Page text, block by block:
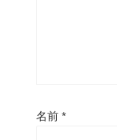
名前 *